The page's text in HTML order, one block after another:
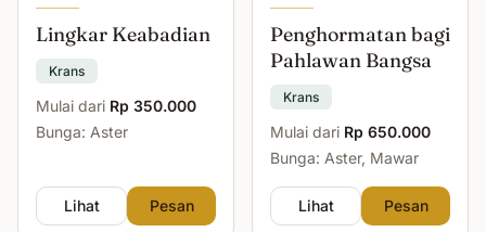
Lingkar Keabadian
Krans
Mulai dari Rp 350.000
Bunga: Aster
Lihat Pesan
Penghormatan bagi
Pahlawan Bangsa
Krans
Mulai dari Rp 650.000
Bunga: Aster, Mawar
Lihat Pesan